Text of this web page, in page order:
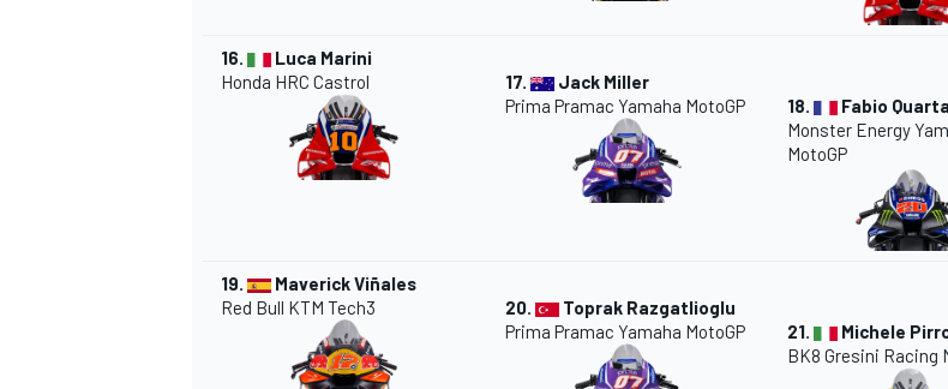
16.
Luca Marini
Honda HRC Castrol
17.
Jack Miller
Prima Pramac Yamaha MotoGP 18.
Fabio
Monster Energy
MotoGP
19.
Maverick Viñales
Red Bull KTM Tech3
20.
Toprak Razgatlioglu
Prima Pramac Yamaha MotoGP
21.
Michele
BK8 Gresini Racing